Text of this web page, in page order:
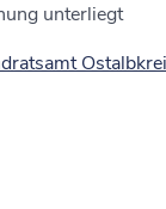
unterliegt